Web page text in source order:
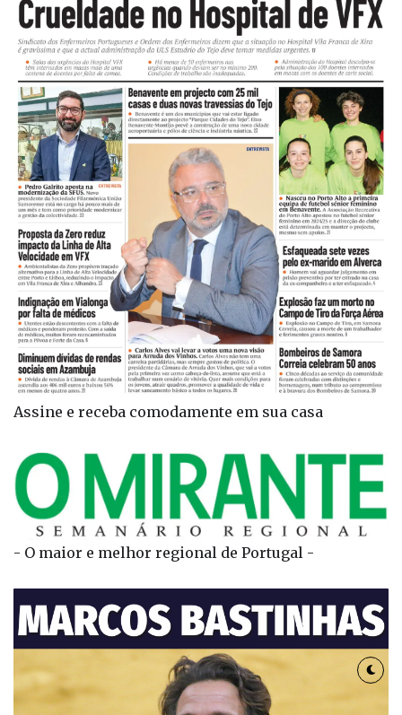
Assine e receba comodamente em sua casa
- O maior e melhor regional de Portugal -